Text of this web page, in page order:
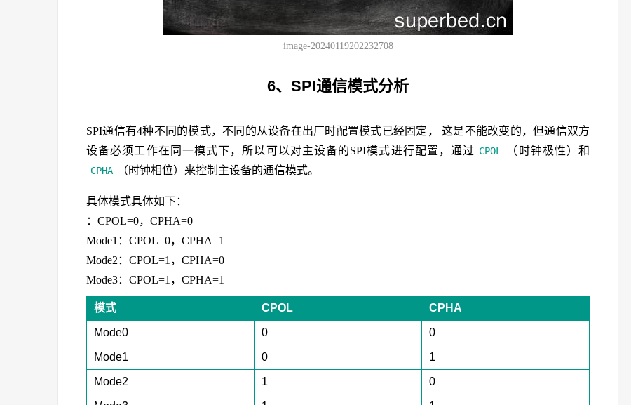
image-20240119202232708
6、SPI通信模式分析
SPI通信有4种不同的模式，不同的从设备在出厂时配置模式已经固定， 这是不能改变的，但通信双方
设备必须工作在同一模式下，所以可以对主设备的SPI模式进行配置，通过 CPOL （时钟极性）和
CPHA （时钟相位）来控制主设备的通信模式。
具体模式具体如下：
：CPOL=0，CPHA=0
Mode1：CPOL=0，CPHA=1
Mode2：CPOL=1，CPHA=0
Mode3：CPOL=1，CPHA=1
模式 CPOL CPHA
Mode0 0 0
Mode1 0 1
Mode2 1 0